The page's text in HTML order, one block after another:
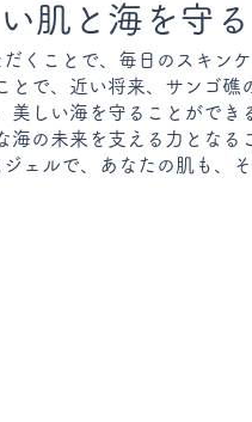
肌と海を守る
くことで、毎日のスキン
とで、近い将来、サンゴ
美しい海を守ることができ
海の未来を支える力となる
ェルで、あなたの肌も、